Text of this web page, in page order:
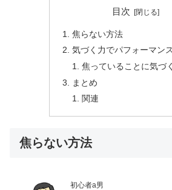
目次
焦らない方法
気づく力でパフォーマン
焦っていることに気づ
まとめ
関連
焦らない方法
初心者a男